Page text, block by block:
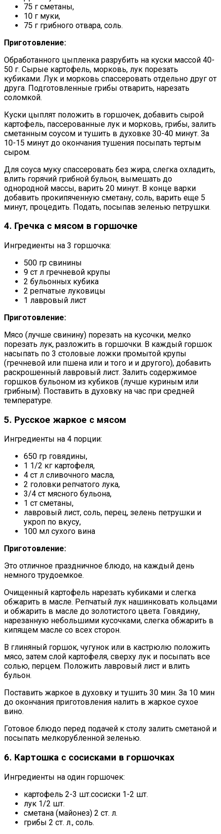
75 г сметаны,
10 г муки,
75 г грибного отвара, соль.
Приготовление:
Обработанного цыпленка разрубить на куски массой 40-
50 г. Сырые картофель, морковь, лук порезать
кубиками. Лук и морковь спассеровать отдельно друг от
друга. Подготовленные грибы отварить, нарезать
соломкой.
Куски цыплят положить в горшочек, добавить сырой
картофель, пассерованные лук и морковь, грибы, залить
сметанным соусом и тушить в духовке 30-40 минут. За
10-15 минут до окончания тушения посыпать тертым
сыром.
Для соуса муку спассеровать без жира, слегка охладить,
влить горячий грибной бульон, вымешать до
однородной массы, варить 20 минут. В конце варки
добавить прокипяченную сметану, соль, варить еще 5
минут, процедить. Подать, посыпав зеленью петрушки.
4. Гречка с мясом в горшочке
Ингредиенты на 3 горшочка:
500 гр свинины
9 ст л гречневой крупы
2 бульонных кубика
2 репчатые луковицы
1 лавровый лист
Приготовление:
Мясо (лучше свинину) порезать на кусочки, мелко
порезать лук, разложить в горшочки. В каждый горшок
насыпать по 3 столовые ложки промытой крупы
(гречневой или пшена или и того и и другого), добавить
раскрошенный лавровый лист. Залить содержимое
горшков бульоном из кубиков (лучше куриным или
грибным). Поставить в духовку на час при средней
температуре.
5. Русское жаркое с мясом
Ингредиенты на 4 порции:
650 гр говядины,
1 1/2 кг картофеля,
4 ст л сливочного масла,
2 головки репчатого лука,
3/4 ст мясного бульона,
1 ст сметаны,
лавровый лист, соль, перец, зелень петрушки и
укроп по вкусу,
100 мл сухого вина
Приготовление:
Это отличное праздничное блюдо, на каждый день
немного трудоемкое.
Очищенный картофель нарезать кубиками и слегка
обжарить в масле. Репчатый лук нашинковать кольцами
и обжарить в масле до золотистого цвета. Говядину,
нарезанную небольшими кусочками, слегка обжарить в
кипящем масле со всех сторон.
В глиняный горшок, чугунок или в кастрюлю положить
мясо, затем слой картофеля, сверху лук и посыпать все
солью, перцем. Положить лавровый лист и влить
бульон.
Поставить жаркое в духовку и тушить 30 мин. За 10 мин
до окончания приготовления налить в жаркое сухое
вино.
Готовое блюдо перед подачей к столу залить сметаной и
посыпать мелкорубленной зеленью.
6. Картошка с сосисками в горшочках
Ингредиенты на один горшочек:
картофель 2-3 шт.сосиски 1-2 шт.
лук 1/2 шт.
сметана (майонез) 2 ст. л.
грибы 2 ст. л., соль.